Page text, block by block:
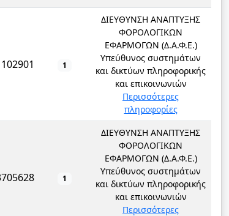
1
ΔΙΕΥΘΥΝΣΗ ΑΝΑΠΤΥΞΗΣ
ΦΟΡΟΛΟΓΙΚΩΝ
ΕΦΑΡΜΟΓΩΝ (Δ.Α.Φ.Ε.)
Υπεύθυνος συστημάτων
και δικτύων πληροφορικής
και επικοινωνιών
Περισσότερες
πληροφορίες
1
ΔΙΕΥΘΥΝΣΗ ΑΝΑΠΤΥΞΗΣ
ΦΟΡΟΛΟΓΙΚΩΝ
ΕΦΑΡΜΟΓΩΝ (Δ.Α.Φ.Ε.)
Υπεύθυνος συστημάτων
και δικτύων πληροφορικής
και επικοινωνιών
Περισσότερες